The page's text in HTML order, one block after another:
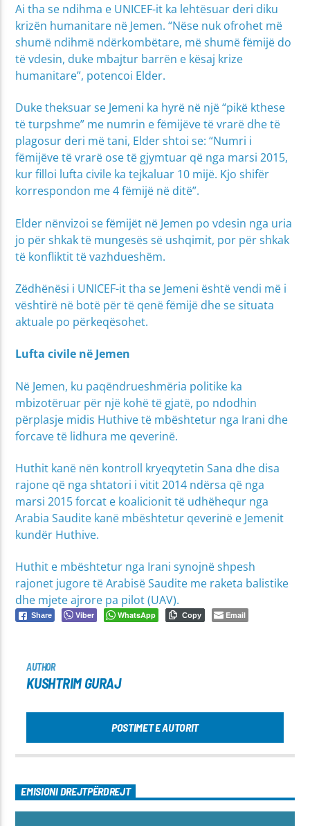
Ai tha se ndihma e UNICEF-it ka lehtësuar deri diku
krizën humanitare në Jemen. “Nëse nuk ofrohet më
shumë ndihmë ndërkombëtare, më shumë fëmijë do
të vdesin, duke mbajtur barrën e kësaj krize
humanitare”, potencoi Elder.
Duke theksuar se Jemeni ka hyrë në një “pikë kthese
të turpshme” me numrin e fëmijëve të vrarë dhe të
plagosur deri më tani, Elder shtoi se: “Numri i
fëmijëve të vrarë ose të gjymtuar që nga marsi 2015,
kur filloi lufta civile ka tejkaluar 10 mijë. Kjo shifër
korrespondon me 4 fëmijë në ditë”.
Elder nënvizoi se fëmijët në Jemen po vdesin nga uria
jo për shkak të mungesës së ushqimit, por për shkak
të konfliktit të vazhdueshëm.
Zëdhënësi i UNICEF-it tha se Jemeni është vendi më i
vështirë në botë për të qenë fëmijë dhe se situata
aktuale po përkeqësohet.
Lufta civile në Jemen
Në Jemen, ku paqëndrueshmëria politike ka
mbizotëruar për një kohë të gjatë, po ndodhin
përplasje midis Huthive të mbështetur nga Irani dhe
forcave të lidhura me qeverinë.
Huthit kanë nën kontroll kryeqytetin Sana dhe disa
rajone që nga shtatori i vitit 2014 ndërsa që nga
marsi 2015 forcat e koalicionit të udhëhequr nga
Arabia Saudite kanë mbështetur qeverinë e Jemenit
kundër Huthive.
Huthit e mbështetur nga Irani synojnë shpesh
rajonet jugore të Arabisë Saudite me raketa balistike
dhe mjete ajrore pa pilot (UAV).
Share Viber WhatsApp Copy Email
AUTHOR
KUSHTRIM GURAJ
POSTIMET E AUTORIT
EMISIONI DREJTPËRDREJT